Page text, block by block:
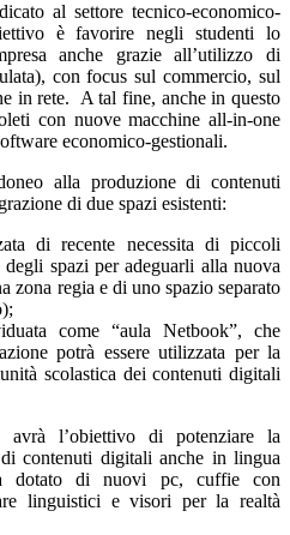
al settore tecnico-economico-
è favorire negli studenti lo
anche grazie all’utilizzo di
con focus sul commercio, sul
in rete. A tal fine, anche in questo
con nuove macchine all-in-one
economico-gestionali.
alla produzione di contenuti
di due spazi esistenti:
di recente necessita di piccoli
spazi per adeguarli alla nuova
zona regia e di uno spazio separato
come “aula Netbook”, che
potrà essere utilizzata per la
scolastica dei contenuti digitali
l’obiettivo di potenziare la
contenuti digitali anche in lingua
dotato di nuovi pc, cuffie con
linguistici e visori per la realtà